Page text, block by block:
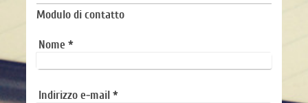
Modulo di contatto
Nome*
Indirizzo e-mail*